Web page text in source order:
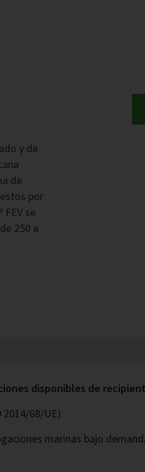
y de
de
por
se
250 a
disponibles de
2014/68/UE)
marinas bajo